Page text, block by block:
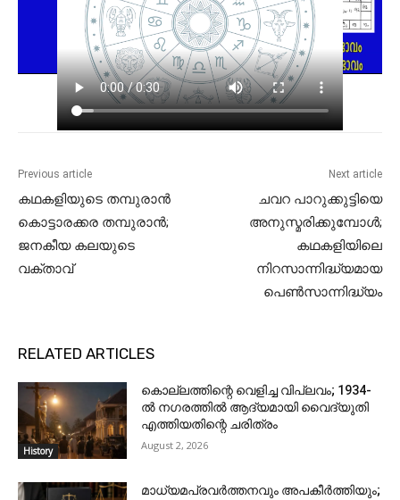
Previous article
കഥകളിയുടെ തമ്പുരാൻ
കൊട്ടാരക്കര തമ്പുരാൻ;
ജനകീയ കലയുടെ
വക്താവ്
Next article
ചവറ പാറുക്കുട്ടിയെ
അനുസ്മരിക്കുമ്പോൾ;
കഥകളിയിലെ
നിറസാന്നിദ്ധ്യമായ
പെൺസാന്നിദ്ധ്യം
RELATED ARTICLES
History
കൊല്ലത്തിന്റെ വെളിച്ച വിപ്ലവം; 1934-
ൽ നഗരത്തിൽ ആദ്യമായി വൈദ്യുതി
എത്തിയതിന്റെ ചരിത്രം
August 2, 2026
മാധ്യമപ്രവർത്തനവും അപകീർത്തിയും;